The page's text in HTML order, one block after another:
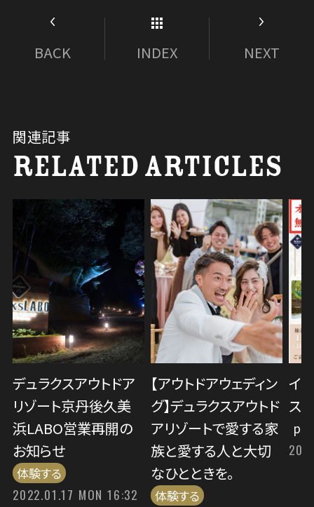
BACK INDEX NEXT
関連記事
RELATED ARTICLES
デュラクスアウトドア
リゾート京丹後久美
浜LABO営業再開の
お知らせ
体験する
2022.01.17 MON 16:32
【アウトドアウェディン
グ】デュラクスアウトド
アリゾートで愛する家
族と愛する人と大切
なひとときを。
体験する
イ
ス